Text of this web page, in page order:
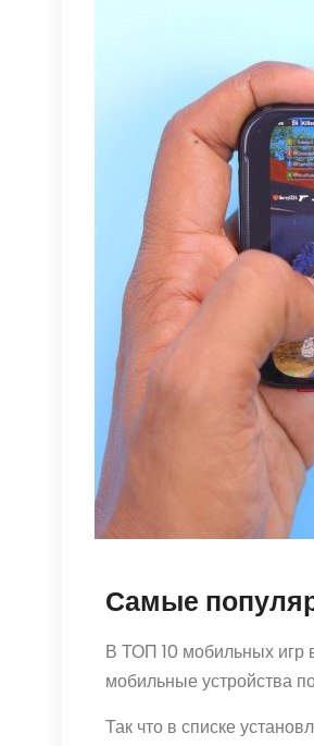
Самые
В ТОП 10 мобильных игр
мобильные устройства
Так что в списке